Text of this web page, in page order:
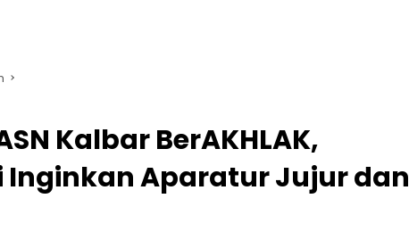
Kalbar BerAKHLAK,
Aparatur Jujur dan